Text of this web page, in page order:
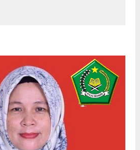
Berbeda dengan Temuan